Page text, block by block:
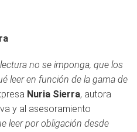
no se imponga, que los
leer en función de la gama de
Nuria Sierra, autora
y al asesoramiento
leer por obligación desde